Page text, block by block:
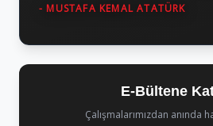
- MUSTAFA KEMAL ATATÜRK
E-Bültene
Çalışmalarımızdan anında